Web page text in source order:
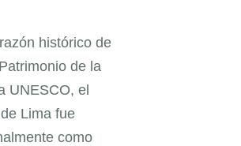
histórico de
de la
UNESCO, el
Lima fue
como